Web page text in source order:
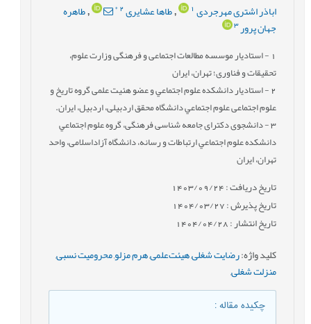
اباذر اشتری مهرجردی
,طاها عشایری 2
*
,طاهره
جهان پرور 3
- استادیار موسسه مطالعات اجتماعی و فرهنگی وزارت علوم،
تحقیقات و فناوری؛ تهران، ایران
2- استادیار دانشكده علوم اجتماعي و عضو هئیت علمی گروه تاریخ و
علوم اجتماعی علوم اجتماعي دانشگاه محقق اردبیلی، اردبیل، ایران.
3- دانشجوی دکترای جامعه شناسی فرهنگی، گروه علوم اجتماعي
دانشكده علوم اجتماعي ارتباطات و رسانه، دانشگاه آزاداسلامی، واحد
تهران، ایران
تاریخ دریافت : 1403/09/24
تاریخ پذیرش : 1404/03/27
تاریخ انتشار : 1404/04/28
کلید واژه:رضایت شغلی,هیئت‌علمی,هرم مزلو,محرومیت نسبی,
منزلت شغلی,
چکیده مقاله: